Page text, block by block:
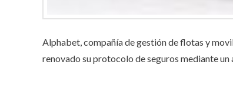
Alphabet, compañía de gestión de flotas y
renovado su protocolo de seguros mediante